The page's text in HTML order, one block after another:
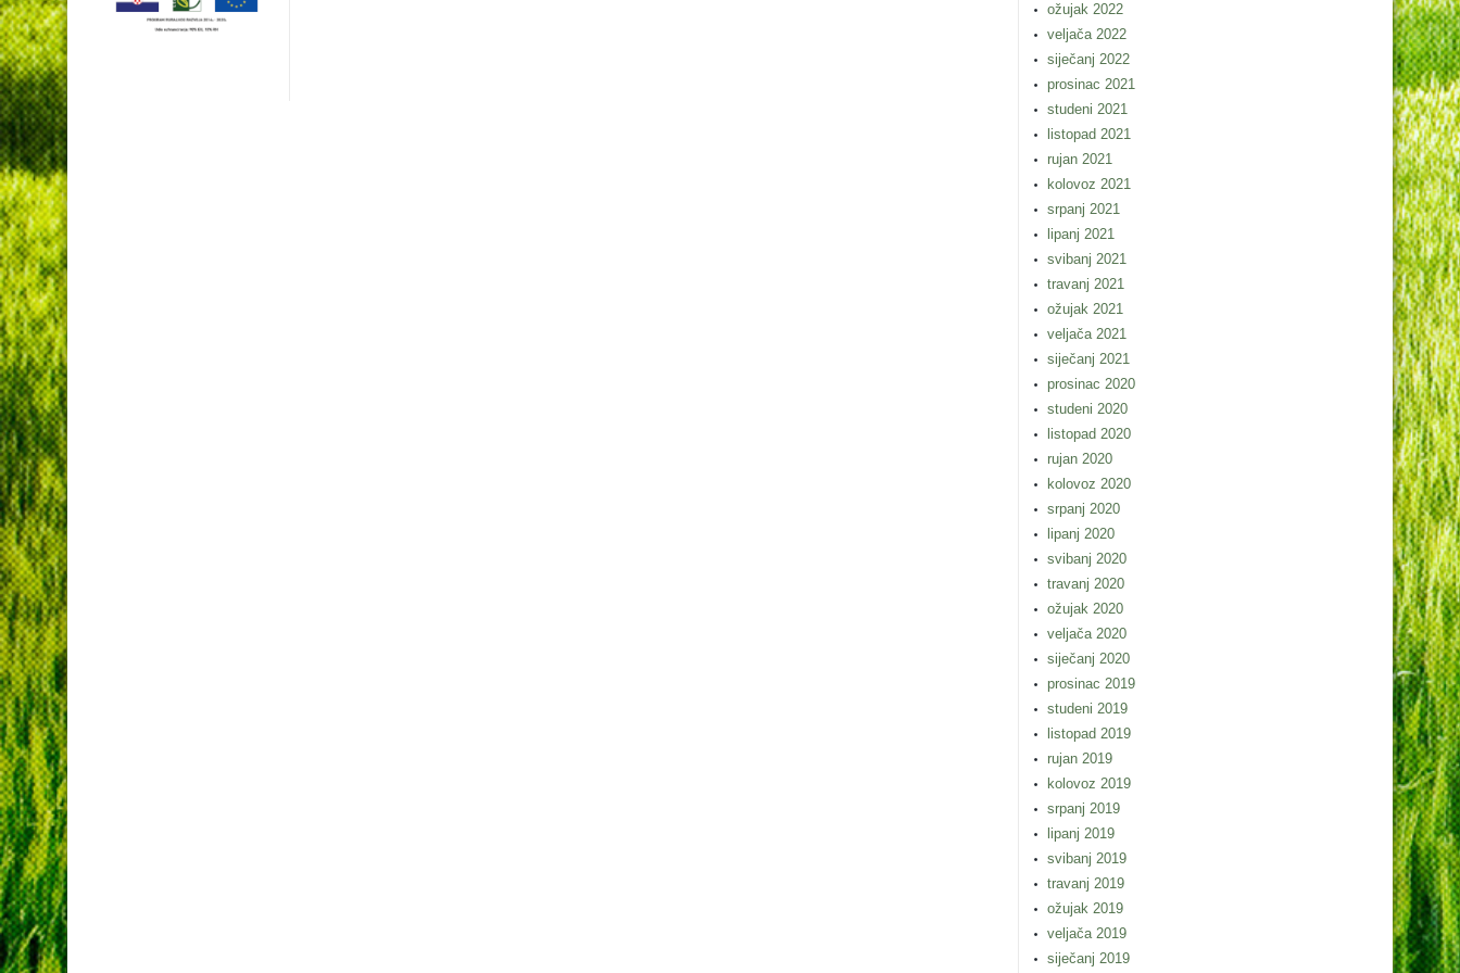
ožujak 2022
veljača 2022
siječanj 2022
prosinac 2021
studeni 2021
listopad 2021
rujan 2021
kolovoz 2021
srpanj 2021
lipanj 2021
svibanj 2021
travanj 2021
ožujak 2021
veljača 2021
siječanj 2021
prosinac 2020
studeni 2020
listopad 2020
rujan 2020
kolovoz 2020
srpanj 2020
lipanj 2020
svibanj 2020
travanj 2020
ožujak 2020
veljača 2020
siječanj 2020
prosinac 2019
studeni 2019
listopad 2019
rujan 2019
kolovoz 2019
srpanj 2019
lipanj 2019
svibanj 2019
travanj 2019
ožujak 2019
veljača 2019
siječanj 2019